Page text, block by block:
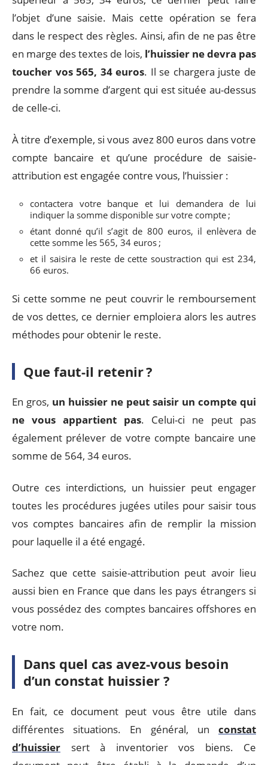
l’objet d’une saisie. Mais cette opération se fera
dans le respect des règles. Ainsi, afin de ne pas être
en marge des textes de lois, l’huissier ne devra pas
toucher vos 565, 34 euros. Il se chargera juste de
prendre la somme d’argent qui est située au-dessus
de celle-ci.
À titre d’exemple, si vous avez 800 euros dans votre
compte bancaire et qu’une procédure de saisie-
attribution est engagée contre vous, l’huissier :
contactera votre banque et lui demandera de lui
indiquer la somme disponible sur votre compte ;
étant donné qu’il s’agit de 800 euros, il enlèvera de
cette somme les 565, 34 euros ;
et il saisira le reste de cette soustraction qui est 234,
66 euros.
Si cette somme ne peut couvrir le remboursement
de vos dettes, ce dernier emploiera alors les autres
méthodes pour obtenir le reste.
Que faut-il retenir ?
En gros, un huissier ne peut saisir un compte qui
ne vous appartient pas. Celui-ci ne peut pas
également prélever de votre compte bancaire une
somme de 564, 34 euros.
Outre ces interdictions, un huissier peut engager
toutes les procédures jugées utiles pour saisir tous
vos comptes bancaires afin de remplir la mission
pour laquelle il a été engagé.
Sachez que cette saisie-attribution peut avoir lieu
aussi bien en France que dans les pays étrangers si
vous possédez des comptes bancaires offshores en
votre nom.
Dans quel cas avez-vous besoin
d’un constat huissier ?
En fait, ce document peut vous être utile dans
différentes situations. En général, un constat
d’huissier sert à inventorier vos biens. Ce